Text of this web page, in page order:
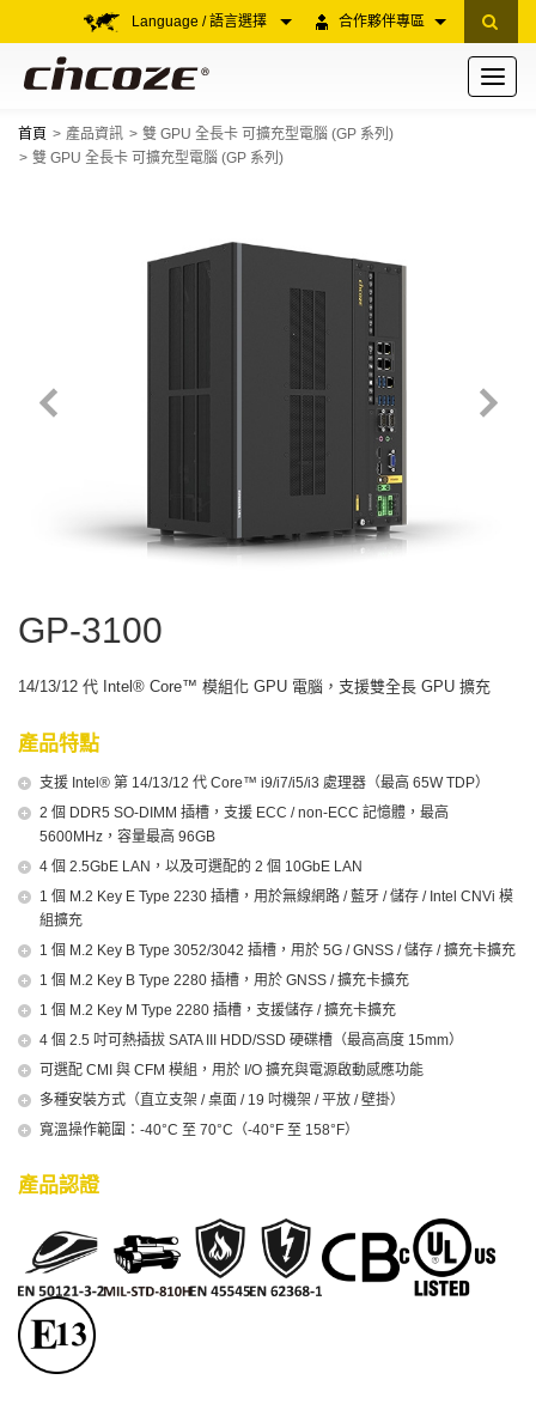
合作夥伴專區
Language / 語言選擇
Toggle
首頁 產品資訊
雙 GPU 全長卡 可擴充型電腦 (GP 系列)
雙 GPU 全長卡 可擴充型電腦 (GP 系列)
GP-3100
14/13/12 代 Intel® Core™ 模組化 GPU 電腦，支援雙全長 GPU 擴充
產品特點
支援 Intel® 第 14/13/12 代 Core™ i9/i7/i5/i3 處理器（最高 65W TDP）
2 個 DDR5 SO-DIMM 插槽，支援 ECC / non-ECC 記憶體，最高
5600MHz，容量最高 96GB
4 個 2.5GbE LAN，以及可選配的 2 個 10GbE LAN
1 個 M.2 Key E Type 2230 插槽，用於無線網路 / 藍牙 / 儲存 / Intel CNVi 模
組擴充
1 個 M.2 Key B Type 3052/3042 插槽，用於 5G / GNSS / 儲存 / 擴充卡擴充
1 個 M.2 Key B Type 2280 插槽，用於 GNSS / 擴充卡擴充
1 個 M.2 Key M Type 2280 插槽，支援儲存 / 擴充卡擴充
4 個 2.5 吋可熱插拔 SATA III HDD/SSD 硬碟槽（最高高度 15mm）
可選配 CMI 與 CFM 模組，用於 I/O 擴充與電源啟動感應功能
多種安裝方式（直立支架 / 桌面 / 19 吋機架 / 平放 / 壁掛）
寬溫操作範圍：-40°C 至 70°C（-40°F 至 158°F）
產品認證